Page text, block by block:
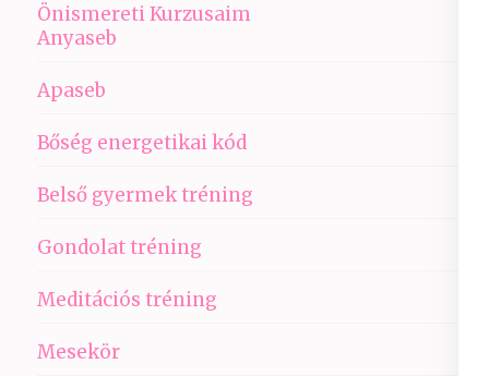
Önismereti Kurzusaim
Anyaseb
Apaseb
Bőség energetikai kód
Belső gyermek tréning
Gondolat tréning
Meditációs tréning
Mesekör